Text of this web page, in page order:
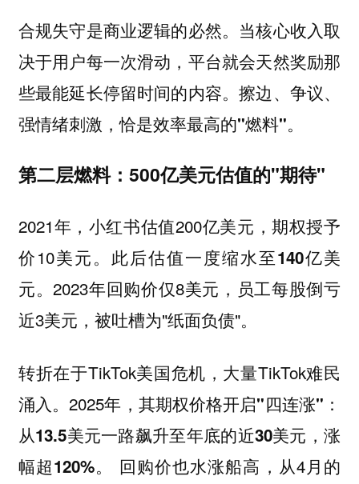
合规失守是商业逻辑的必然。当核心收入取
决于用户每一次滑动，平台就会天然奖励那
些最能延长停留时间的内容。擦边、争议、
强情绪刺激，恰是效率最高的"燃料"。
第二层燃料：500亿美元估值的"期待"
2021年，小红书估值200亿美元，期权授予
价10美元。此后估值一度缩水至140亿美
元。2023年回购价仅8美元，员工每股倒亏
近3美元，被吐槽为"纸面负债"。
转折在于TikTok美国危机，大量TikTok难民
涌入。2025年，其期权价格开启"四连涨"：
从13.5美元一路飙升至年底的近30美元，涨
幅超120%。
回购价也水涨船高，从4月的